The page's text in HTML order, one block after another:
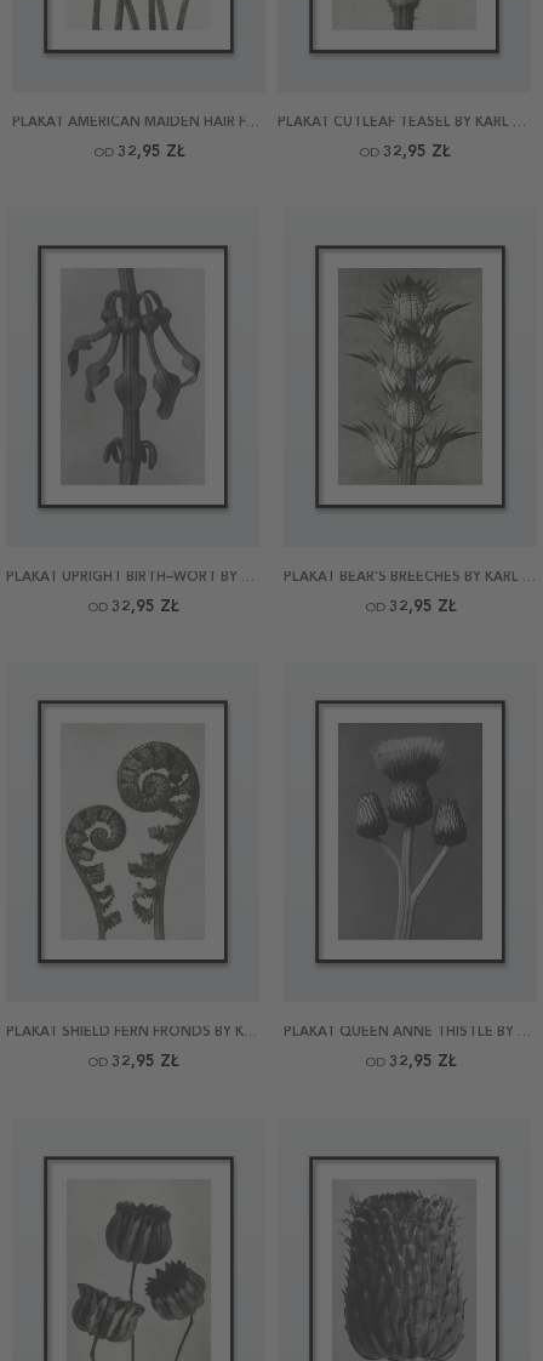
PLAKAT AMERICAN MAIDEN HAIR FERN BY KARL BLOSSFELDT
OD 32,95 ZŁ
PLAKAT CUTLEAF TEASEL BY KARL BLOSSFELDT
OD 32,95 ZŁ
PLAKAT UPRIGHT BIRTH–WORT BY KARL BLOSSFELDT
OD 32,95 ZŁ
PLAKAT BEAR'S BREECHES BY KARL BLOSSFELDT
OD 32,95 ZŁ
PLAKAT SHIELD FERN FRONDS BY KARL BLOSSFELDT
OD 32,95 ZŁ
PLAKAT QUEEN ANNE THISTLE BY KARL BLOSSFELDT
OD 32,95 ZŁ